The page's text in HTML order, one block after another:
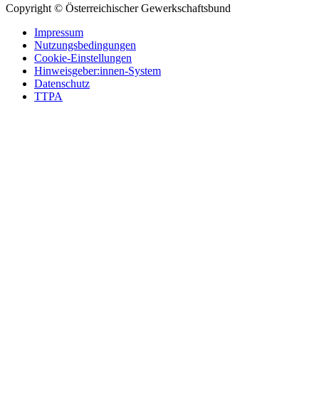
Copyright © Österreichischer Gewerkschaftsbund
Impressum
Nutzungsbedingungen
Cookie-Einstellungen
Hinweisgeber:innen-System
Datenschutz
TTPA